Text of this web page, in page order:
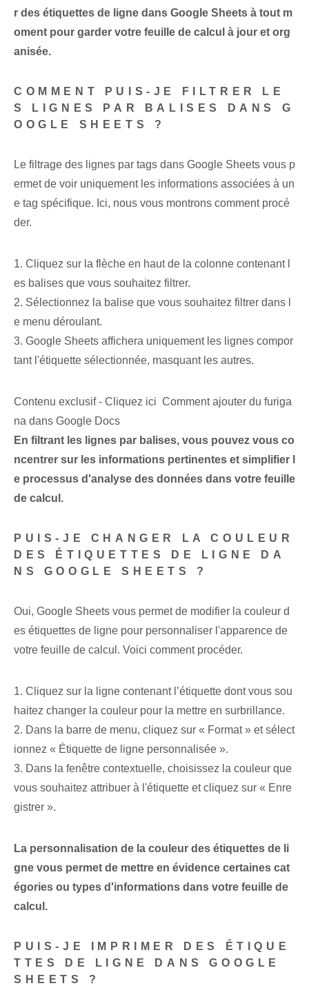
r des étiquettes de ligne dans Google Sheets à tout m
oment pour garder votre feuille de calcul à jour et org
anisée.
COMMENT PUIS-JE FILTRER LE
S LIGNES PAR BALISES DANS G
OOGLE ‌SHEETS ?
Le filtrage des lignes par ⁢tags dans⁣ Google Sheets vous p
ermet de voir uniquement les informations associées à un
e ⁣tag spécifique. Ici, nous vous montrons comment procé
der.
1. Cliquez sur la flèche en haut de la colonne contenant l
es balises que vous souhaitez filtrer.
2. Sélectionnez la balise que vous souhaitez filtrer dans l
e menu déroulant.
3. Google⁤ Sheets affichera uniquement les⁤ lignes compor
tant l'étiquette sélectionnée, masquant les autres.
Contenu exclusif - Cliquez ici Comment ajouter du furiga
na dans Google Docs
En filtrant les lignes par balises, vous pouvez vous co
ncentrer sur les informations pertinentes et simplifier l
e processus d'analyse des données dans votre feuille
de calcul.
PUIS-JE CHANGER LA COULEUR
DES ÉTIQUETTES DE LIGNE DA
NS GOOGLE SHEETS ?
Oui, Google Sheets vous permet de modifier la couleur d
es étiquettes de ligne pour personnaliser l'apparence de
votre feuille de calcul. Voici comment procéder.
1. Cliquez sur la ligne contenant l’étiquette dont vous sou
haitez changer la couleur pour la mettre en surbrillance.
2. Dans la barre de menu, cliquez sur « Format » et sélect
ionnez « Étiquette de ligne personnalisée ».
3. Dans la fenêtre contextuelle, choisissez la couleur que
vous souhaitez attribuer à l'étiquette et cliquez sur « Enre
gistrer ».
La personnalisation de la couleur des étiquettes de li
gne vous permet de mettre en évidence certaines cat
égories ou types d'informations dans votre feuille de
calcul.
PUIS-JE IMPRIMER DES ÉTIQUE
TTES DE LIGNE DANS GOOGLE
SHEETS ?